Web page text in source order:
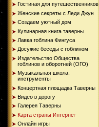
Гостиная для путешественников
Женские секреты с Леди Джун
Создаем уютный дом
Кулинарная книга таверны
Лавка гоблина Фингуса
Досужие беседы с гоблином
Издательство Общества
гоблинов и оборотней (ОГО)
Музыкальная школа:
инструменты
Концертная площадка Таверны
Видео в дорогу
Галерея Таверны
Карта страны Интернет
Онлайн игры